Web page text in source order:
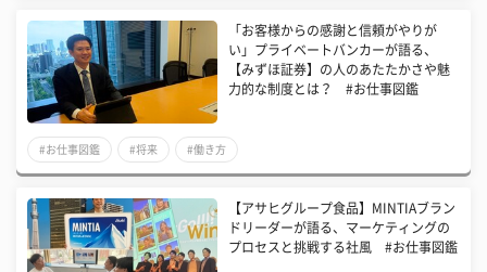
「お客様からの感謝と信頼がやりが
い」プライベートバンカーが語る、
【みずほ証券】の人のあたたかさや魅
力的な制度とは？ #お仕事図鑑
#お仕事図鑑 #将来 #働き方
【アサヒグループ食品】MINTIAブラン
ドリーダーが語る、マーケティングの
プロセスと挑戦する社風 #お仕事図鑑